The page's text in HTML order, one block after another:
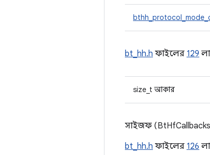
bt_hh.h ফাইলের 129
size_t আকার
সাইজফ
bt_hh.h ফাইলের 126